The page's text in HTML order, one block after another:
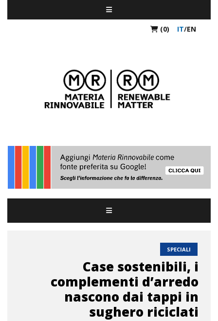
(0) IT/EN
SPECIALI
Case sostenibili, i
complementi d’arredo
nascono dai tappi in
sughero riciclati